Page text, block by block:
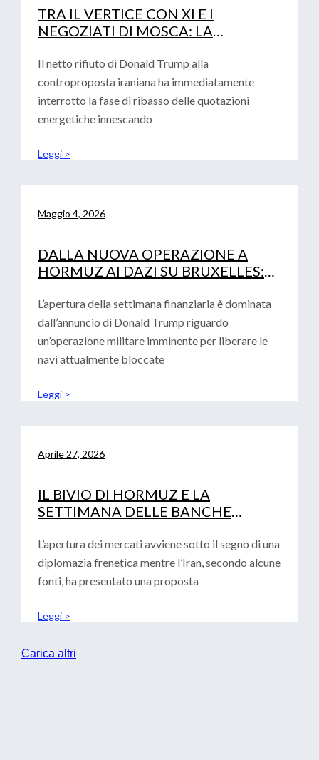
TRA IL VERTICE CON XI E I
NEGOZIATI DI MOSCA: LA
PROVA DEI FATTI
Il netto rifiuto di Donald Trump alla
controproposta iraniana ha immediatamente
interrotto la fase di ribasso delle quotazioni
energetiche innescando
Leggi >
Maggio 4, 2026
DALLA NUOVA OPERAZIONE A
HORMUZ AI DAZI SU BRUXELLES:
L’apertura della settimana finanziaria è dominata
dall’annuncio di Donald Trump riguardo
un’operazione militare imminente per liberare le
navi attualmente bloccate
Leggi >
Aprile 27, 2026
IL BIVIO DI HORMUZ E LA
SETTIMANA DELLE BANCHE
TESORERIE
L’apertura dei mercati avviene sotto il segno di una
diplomazia frenetica mentre l’Iran, secondo alcune
fonti, ha presentato una proposta
Leggi >
Carica altri